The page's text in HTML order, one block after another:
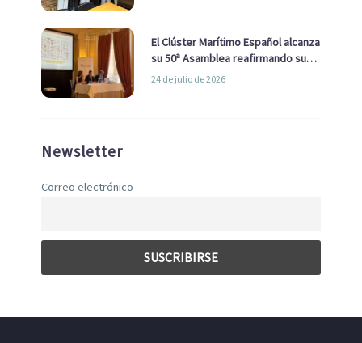
El Clúster Marítimo Español alcanza
su 50ª Asamblea reafirmando su
liderazgo en la Economía Azul
24 de julio de 2026
Newsletter
Correo electrónico